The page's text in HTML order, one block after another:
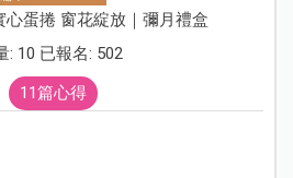
心蛋捲 窗花綻放｜彌月禮盒
: 10 已報名: 502
11篇心得